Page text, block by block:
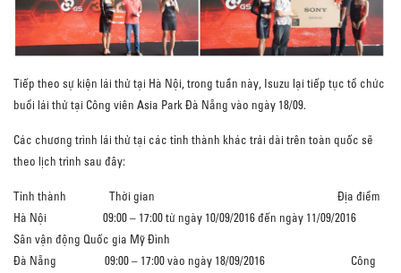
Tiếp theo sự kiện lái thử tại Hà Nội, trong tuần này, Isuzu lại tiếp tục tổ chức
buổi lái thử tại Công viên Asia Park Đà Nẵng vào ngày 18/09.
Các chương trình lái thử tại các tỉnh thành khác trải dài trên toàn quốc sẽ
theo lịch trình sau đây:
Tỉnh thành Thời gian Địa điểm
Hà Nội 09:00 – 17:00 từ ngày 10/09/2016 đến ngày 11/09/2016
Sân vận động Quốc gia Mỹ Đình
Đà Nẵng 09:00 – 17:00 vào ngày 18/09/2016 Công